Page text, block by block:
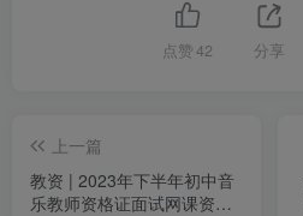
点赞 42 分享
上一篇
教资 | 2023年下半年初中音
乐教师资格证面试网课资源